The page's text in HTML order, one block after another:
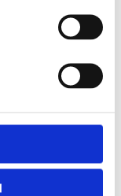
och ger en
klädseln.
ett